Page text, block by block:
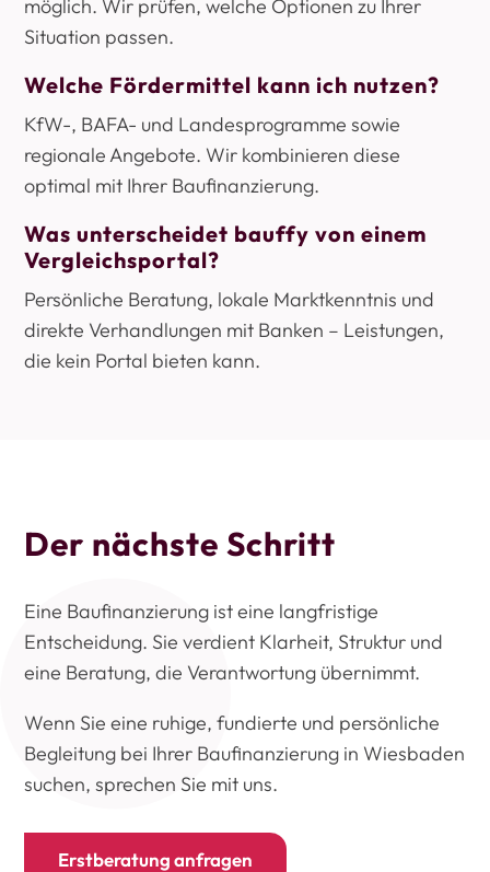
möglich. Wir prüfen, welche Optionen zu Ihrer
Situation passen.
Welche Fördermittel kann ich nutzen?
KfW-, BAFA- und Landesprogramme sowie
regionale Angebote. Wir kombinieren diese
optimal mit Ihrer Baufinanzierung.
Was unterscheidet bauffy von einem
Vergleichsportal?
Persönliche Beratung, lokale Marktkenntnis und
direkte Verhandlungen mit Banken – Leistungen,
die kein Portal bieten kann.
Der nächste Schritt
Eine Baufinanzierung ist eine langfristige
Entscheidung. Sie verdient Klarheit, Struktur und
eine Beratung, die Verantwortung übernimmt.
Wenn Sie eine ruhige, fundierte und persönliche
Begleitung bei Ihrer Baufinanzierung in Wiesbaden
suchen, sprechen Sie mit uns.
Erstberatung anfragen